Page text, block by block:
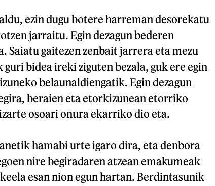
ezin dugu botere harreman desorekatu
jarraitu. Egin dezagun bederen
Saiatu gaitezen zenbait jarrera eta mezu
guri bidea ireki ziguten bezala, guk ere egin
belaunaldiengatik. Egin dezagun
beraien eta etorkizunean etorriko
osoari onura ekarriko dio eta.
hamabi urte igaro dira, eta denbora
nire begiradaren atzean emakumeak
esan nion egun hartan. Berdintasunik